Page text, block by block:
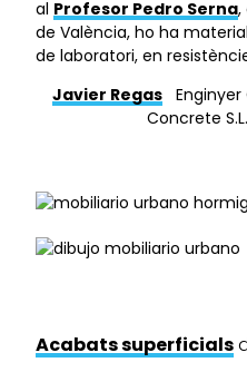
al Profesor Pedro Serna,
de València, ho ha
de laboratori, en
Javier Regas
Concrete
Acabats superficials